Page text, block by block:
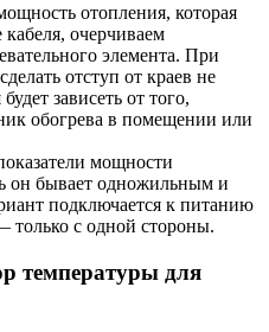
отопления, которая
кабеля, очерчиваем
элемента. При
отступ от краев не
зависеть от того,
обогрева в помещении или
мощности
он бывает одножильным и
подключается к питанию
только с одной стороны.
температуры для